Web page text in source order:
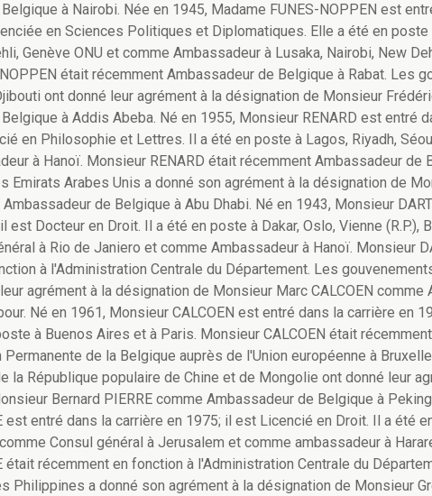
à Nairobi. Née en 1945, Madame FUNES-NOPPEN est
en Sciences Politiques et Diplomatiques. Elle a été en poste
Genève ONU et comme Ambassadeur à Lusaka, Nairobi, New
était récemment Ambassadeur de Belgique à Rabat. Les
ont donné leur agrément à la désignation de Monsieur
à Addis Abeba. Né en 1955, Monsieur RENARD est entré
en Philosophie et Lettres. Il a été en poste à Lagos, Riyadh,
à Hanoï. Monsieur RENARD était récemment Ambassadeur de
Emirats Arabes Unis a donné son agrément à la désignation de
Ambassadeur de Belgique à Abu Dhabi. Né en 1943, Monsieur
est Docteur en Droit. Il a été en poste à Dakar, Oslo, Vienne (R.P.),
à Rio de Janiero et comme Ambassadeur à Hanoï. Monsieur
à l'Administration Centrale du Département. Les
agrément à la désignation de Monsieur Marc CALCOEN comme
Né en 1961, Monsieur CALCOEN est entré dans la carrière en
à Buenos Aires et à Paris. Monsieur CALCOEN était
Permanente de la Belgique auprès de l'Union européenne à
la République populaire de Chine et de Mongolie ont donné leur
Bernard PIERRE comme Ambassadeur de Belgique à
est entré dans la carrière en 1975; il est Licencié en Droit. Il a été
Consul général à Jerusalem et comme ambassadeur à
était récemment en fonction à l'Administration Centrale du
Philippines a donné son agrément à la désignation de Monsieur